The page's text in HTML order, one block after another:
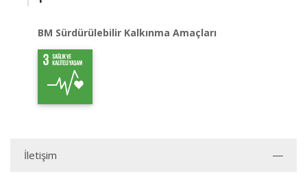
BM Sürdürülebilir Kalkınma Amaçları
İletişim